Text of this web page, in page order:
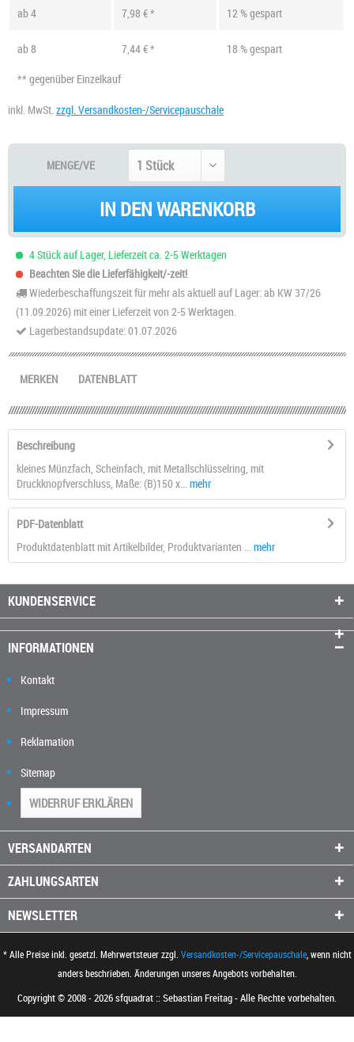
ab4 7,98 € * 12 % gespart
ab8 7,44 € *
18 % gespart
** gegenüber Einzelkauf
inkl. MwSt. zzgl. Versandkosten-/Servicepauschale
MENGE/VE
IN DEN WARENKORB
4 Stück auf Lager, Lieferzeit ca. 2-5 Werktagen
Beachten Sie die Lieferfähigkeit/-zeit!
Wiederbeschaffungszeit für mehr als aktuell auf Lager: ab KW 37/26
(11.09.2026) mit einer Lieferzeit von 2-5 Werktagen.
Lagerbestandsupdate: 01.07.2026
DATENBLATT
MERKEN
Beschreibung
kleines Münzfach, Scheinfach, mit Metallschlüsselring, mit
Druckknopfverschluss, Maße: (B)150 x...
mehr
PDF-Datenblatt
Produktdatenblatt mit Artikelbilder, Produktvarianten ... mehr
KUNDENSERVICE
INFORMATIONEN
Kontakt
Impressum
Reklamation
Sitemap
WIDERRUF ERKLÄREN
VERSANDARTEN
ZAHLUNGSARTEN
NEWSLETTER
* Alle Preise inkl. gesetzl. Mehrwertsteuer zzgl. Versandkosten-/Servicepauschale, wenn nicht
anders beschrieben. Änderungen unseres Angebots vorbehalten.
Copyright © 2008 - 2026 sfquadrat :: Sebastian Freitag - Alle Rechte vorbehalten.